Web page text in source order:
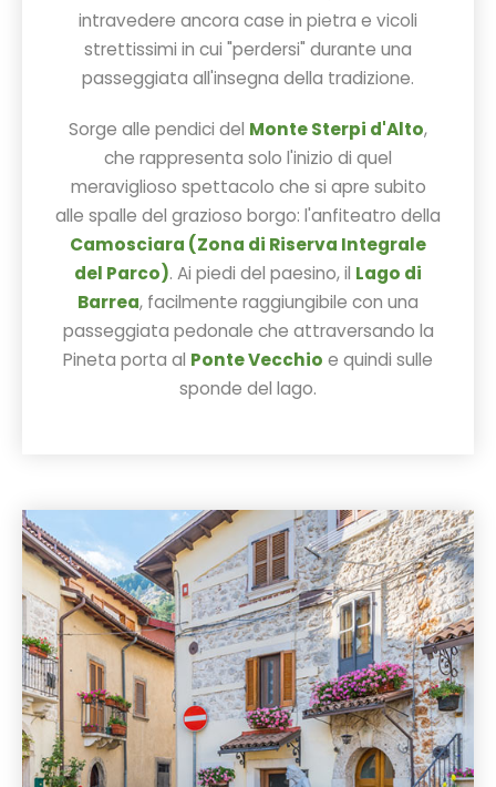
intravedere ancora case in pietra e vicoli
strettissimi in cui "perdersi" durante una
passeggiata all'insegna della tradizione.
Sorge alle pendici del Monte Sterpi d'Alto,
che rappresenta solo l'inizio di quel
meraviglioso spettacolo che si apre subito
alle spalle del grazioso borgo: l'anfiteatro della
Camosciara (Zona di Riserva Integrale
del Parco). Ai piedi del paesino, il Lago di
Barrea, facilmente raggiungibile con una
passeggiata pedonale che attraversando la
Pineta porta al Ponte Vecchio e quindi sulle
sponde del lago.